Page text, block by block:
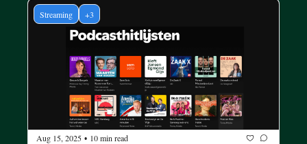
Streaming +3
Aug 15, 2025 • 10 min read